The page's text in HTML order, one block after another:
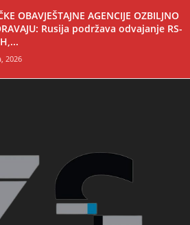
OBAVJEŠTAJNE AGENCIJE OZBILJNO
Rusija podržava odvajanje RS-
2026